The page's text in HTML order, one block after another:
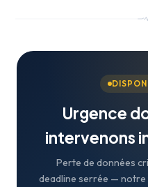
Urgence
intervenons
Perte de données
deadline serrée —